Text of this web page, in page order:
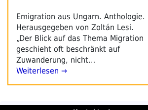
Emigration aus Ungarn. Anthologie.
Herausgegeben von Zoltán Lesi.
„Der Blick auf das Thema Migration
geschieht oft beschränkt auf
Zuwanderung, nicht…
Weiterlesen →